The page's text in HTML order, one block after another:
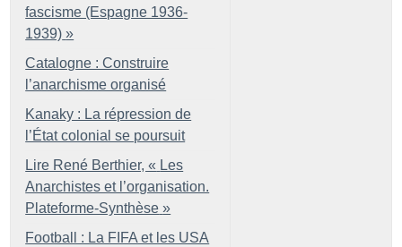
fascisme (Espagne 1936-
1939) »
Catalogne : Construire
l’anarchisme organisé
Kanaky : La répression de
l’État colonial se poursuit
Lire René Berthier, « Les
Anarchistes et l’organisation.
Plateforme-Synthèse »
Football : La FIFA et les USA